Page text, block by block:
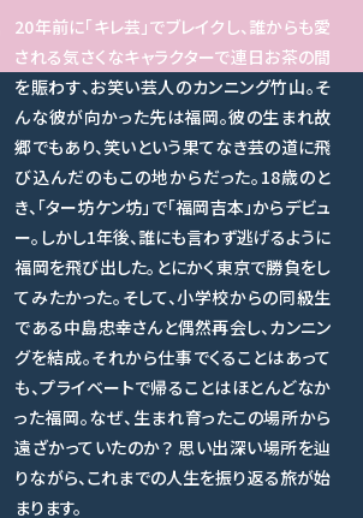
20年前に「キレ芸」でブレイクし、誰からも愛
される気さくなキャラクターで連日お茶の間
を賑わす、お笑い芸人のカンニング竹山。そ
んな彼が向かった先は福岡。彼の生まれ故
郷でもあり、笑いという果てなき芸の道に飛
び込んだのもこの地からだった。18歳のと
き、「ター坊ケン坊」で「福岡吉本」からデビュ
ー。しかし1年後、誰にも言わず逃げるように
福岡を飛び出した。とにかく東京で勝負をし
てみたかった。そして、小学校からの同級生
である中島忠幸さんと偶然再会し、カンニン
グを結成。それから仕事でくることはあって
も、プライベートで帰ることはほとんどなか
った福岡。なぜ、生まれ育ったこの場所から
遠ざかっていたのか？ 思い出深い場所を辿
りながら、これまでの人生を振り返る旅が始
まります。